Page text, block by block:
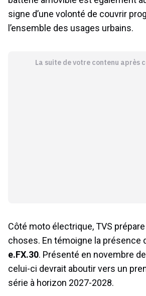
signe d’une volonté de couvrir
l’ensemble des usages urbains.
La suite de votre contenu après
Côté moto électrique, TVS
choses. En témoigne la présence
e.FX.30. Présenté en novembre
celui-ci devrait aboutir vers un
série à horizon 2027-2028.